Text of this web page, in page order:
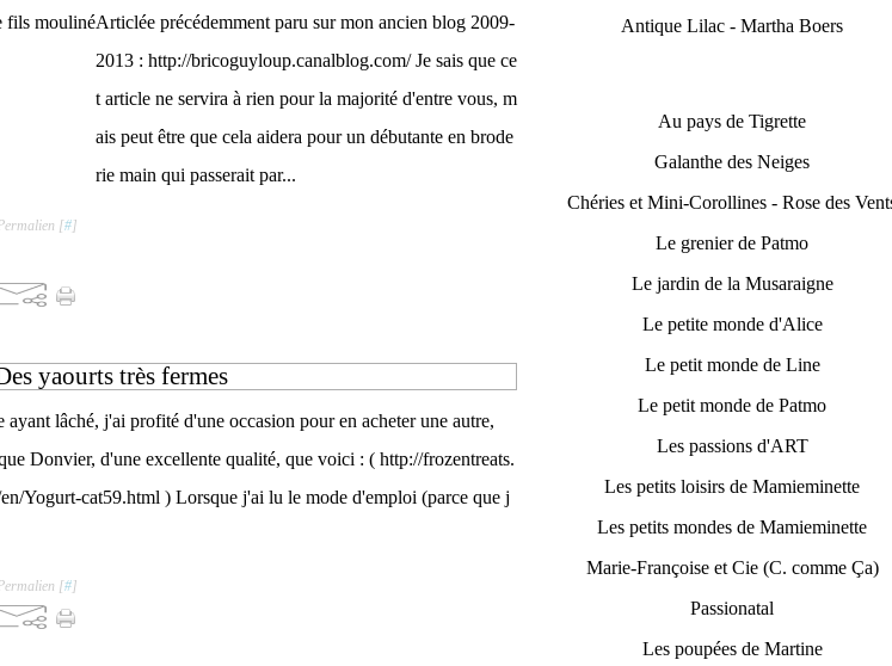
Articlée précédemment paru sur mon ancien blog 2009-
2013 : http://bricoguyloup.canalblog.com/ Je sais que ce
t article ne servira à rien pour la majorité d'entre vous, m
ais peut être que cela aidera pour un débutante en brode
rie main qui passerait par...
[#]
yaourts très fermes
ayant lâché, j'ai profité d'une occasion pour en acheter une autre,
Donvier, d'une excellente qualité, que voici : ( http://frozentreats.
Yogurt-cat59.html ) Lorsque j'ai lu le mode d'emploi (parce que j
[#]
Antique Lilac - Martha Boers
Au pays de Tigrette
Galanthe des Neiges
Chéries et Mini-Corollines - Rose des
Le grenier de Patmo
Le jardin de la Musaraigne
Le petite monde d'Alice
Le petit monde de Line
Le petit monde de Patmo
Les passions d'ART
Les petits loisirs de Mamieminette
Les petits mondes de Mamieminette
Marie-Françoise et Cie (C. comme Ça)
Passionatal
Les poupées de Martine